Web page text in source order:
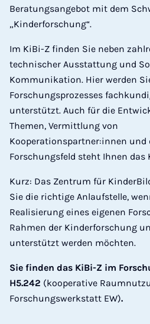
Beratungsangebot mit dem
„Kinderforschung“.
Im KiBi-Z finden Sie neben
technischer Ausstattung und
Kommunikation. Hier werden
Forschungsprozesses
unterstützt. Auch für die
Themen, Vermittlung von
Kooperationspartner:innen und
Forschungsfeld steht Ihnen das
Kurz: Das Zentrum für
Sie die richtige Anlaufstelle,
Realisierung eines eigenen
Rahmen der Kinderforschung
unterstützt werden möchten.
Sie finden das KiBi-Z im
H5.242 (kooperative
Forschungswerkstatt EW).